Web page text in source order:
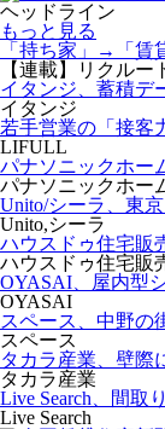
ヘッドライン
もっと見る
「持ち家」→「賃
【連載】リクル
イタンジ、蓄積デ
イタンジ
若手営業の「接客
LIFULL
パナソニックホー
パナソニックホー
Unito/シーラ、東
Unito,シーラ
ハウスドゥ住宅販
ハウスドゥ住宅販
OYASAI、屋内型
OYASAI
スペース、中野の
スペース
タカラ産業、壁際
タカラ産業
Live Search、間取
Live Search